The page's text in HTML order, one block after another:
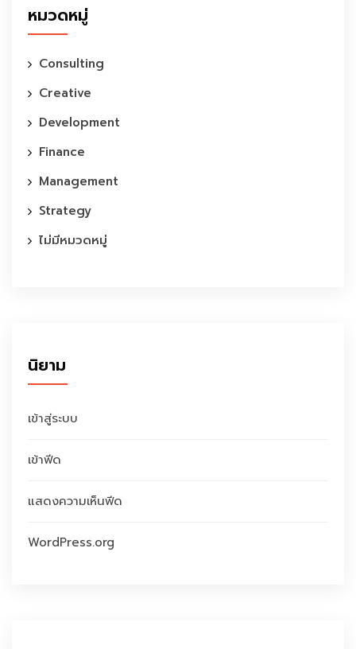
หมวดหมู่
Consulting
Creative
Development
Finance
Management
Strategy
ไม่มีหมวดหมู่
นิยาม
เข้าสู่ระบบ
เข้าฟีด
แสดงความเห็นฟีด
WordPress.org